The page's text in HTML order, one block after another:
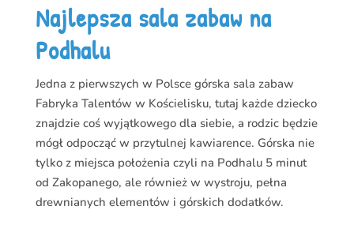
Najlepsza sala zabaw na
Podhalu
Jedna z pierwszych w Polsce górska sala zabaw
Fabryka Talentów w Kościelisku, tutaj każde dziecko
znajdzie coś wyjątkowego dla siebie, a rodzic będzie
mógł odpocząć w przytulnej kawiarence. Górska nie
tylko z miejsca położenia czyli na Podhalu 5 minut
od Zakopanego, ale również w wystroju, pełna
drewnianych elementów i górskich dodatków.